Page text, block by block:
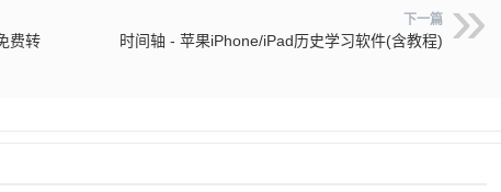
费转
下一篇
时间轴 - 苹果iPhone/iPad历史学习软件(含教程)